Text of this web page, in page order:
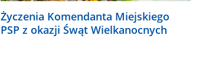
Życzenia Komendanta Miejskiego
PSP z okazji Śwąt Wielkanocnych